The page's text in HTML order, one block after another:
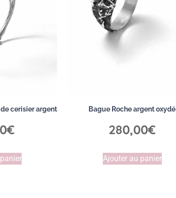
cerisier argent
€
Bague Roche argent oxydé
280,00€
Ajouter au panier